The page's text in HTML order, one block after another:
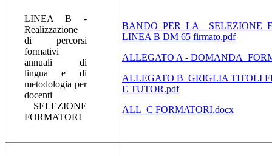
LINEA B -
Realizzazione
di percorsi
formativi
annuali di
lingua e di
metodologia per
docenti
SELEZIONE
FORMATORI
LINEA B DM 65 firmato.pdf
ALLEGATO A -
ALLEGATO B_GRIGLIA TITOLI
E TUTOR.pdf
ALL_C FORMATORI.docx